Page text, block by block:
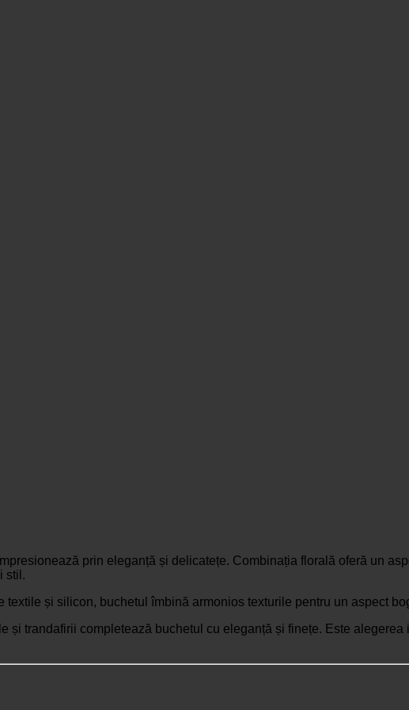
prin eleganță și delicatețe. Combinația florală oferă un
stil.
și silicon, buchetul îmbină armonios texturile pentru un aspect
și trandafirii completează buchetul cu eleganță și finețe. Este